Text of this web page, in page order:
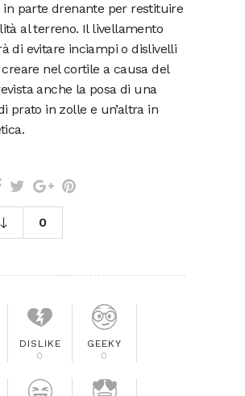
in parte drenante per restituire
al terreno. Il livellamento
di evitare inciampi o dislivelli
nel cortile a causa del
anche la posa di una
prato in zolle e un’altra in
0
DISLIKE
0
GEEKY
0